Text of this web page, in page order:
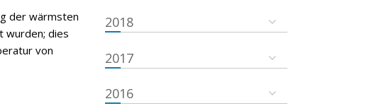
der wärmsten
wurden; dies
von
2018
2017
2016